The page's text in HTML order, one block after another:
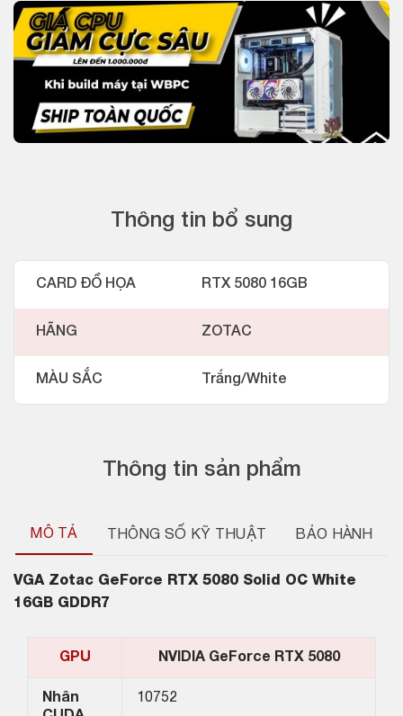
Thông tin sản phẩm
MÔ TẢ THÔNG SỐ KỸ THUẬT BẢO HÀNH
VGAZotac GeForce RTX 5080 Solid OC White
16GB GDDR7
GPU NVIDIA GeForce RTX 5080
Nhân
10752
Thông tin bổ sung
CARD ĐỒ HỌA RTX 5080 16GB
HÃNG ZOTAC
MÀU SẮC Trắng/White